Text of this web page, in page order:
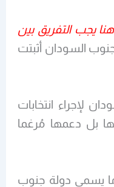
يجب التفريق بين
السودان أثبتت
لإجراء انتخابات
بل دعمها مُرغما
يسمى دولة جنوب